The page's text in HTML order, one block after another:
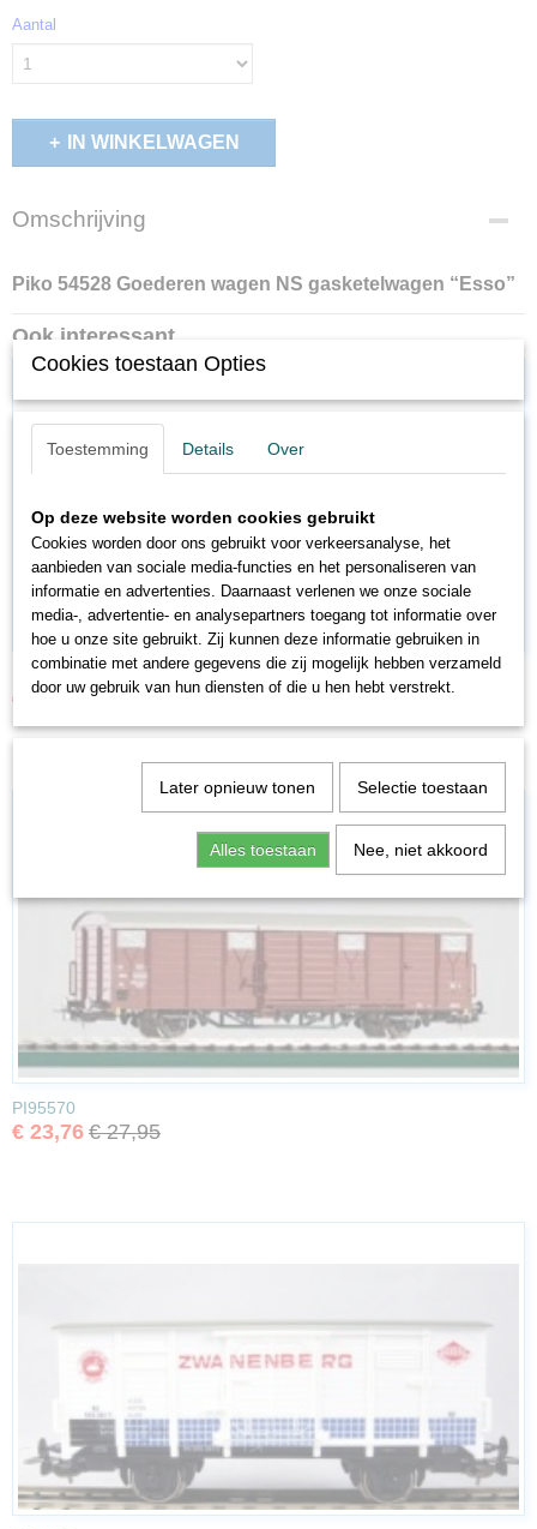
Aantal
IN WINKELWAGEN
Omschrijving
Piko 54528 Goederen wagen NS gasketelwagen “Esso”
Ook interessant
€ 31,96 € 39,95
PI95570
€ 23,76 € 27,95
Cookies toestaan Opties
Toestemming Details Over
Op deze website worden cookies gebruikt
Cookies worden door ons gebruikt voor verkeersanalyse, het
aanbieden van sociale media-functies en het personaliseren van
informatie en advertenties. Daarnaast verlenen we onze sociale
media-, advertentie- en analysepartners toegang tot informatie over
hoe u onze site gebruikt. Zij kunnen deze informatie gebruiken in
combinatie met andere gegevens die zij mogelijk hebben verzameld
door uw gebruik van hun diensten of die u hen hebt verstrekt.
Later opnieuw tonen Selectie toestaan
Alles toestaan Nee, niet akkoord